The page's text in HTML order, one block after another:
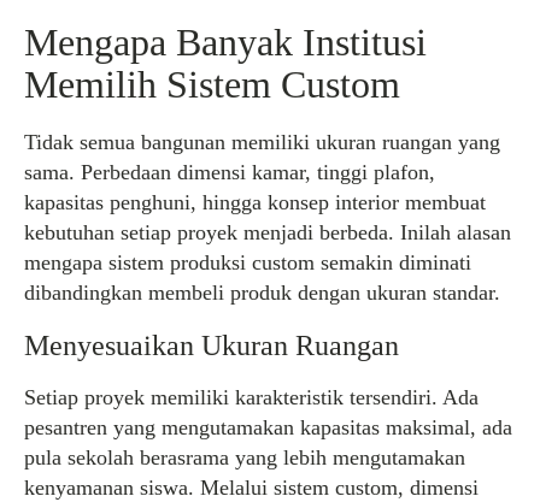
Mengapa Banyak Institusi
Memilih Sistem Custom
Tidak semua bangunan memiliki ukuran ruangan yang
sama. Perbedaan dimensi kamar, tinggi plafon,
kapasitas penghuni, hingga konsep interior membuat
kebutuhan setiap proyek menjadi berbeda. Inilah alasan
mengapa sistem produksi custom semakin diminati
dibandingkan membeli produk dengan ukuran standar.
Menyesuaikan Ukuran Ruangan
Setiap proyek memiliki karakteristik tersendiri. Ada
pesantren yang mengutamakan kapasitas maksimal, ada
pula sekolah berasrama yang lebih mengutamakan
kenyamanan siswa. Melalui sistem custom, dimensi